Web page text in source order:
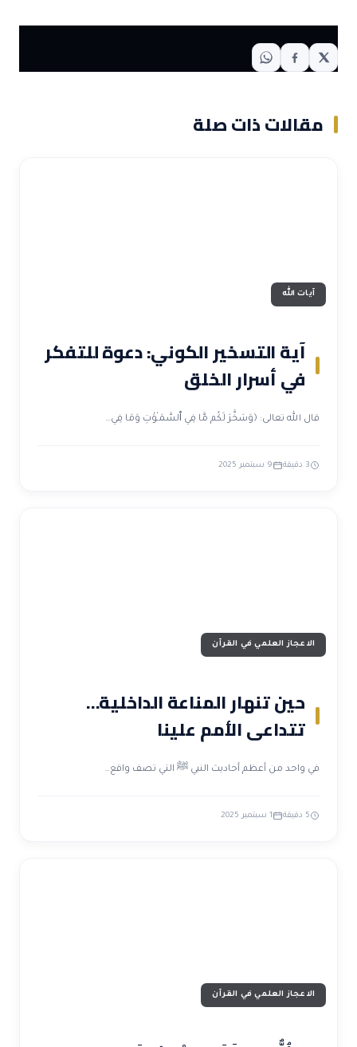
مقالات ذات صلة
آيات الله
آية التسخير الكوني: دعوة للتفكر
في أسرار الخلق
قال الله تعالى: ﴿وَسَخَّرَ لَكُم مَّا فِي ٱلسَّمَـٰوَٰتِ وَمَا فِي…
3 دقيقة 9 سبتمبر 2025
الاعجاز العلمي في القرآن
حين تنهار المناعة الداخلية…
تتداعى الأمم علينا
في واحد من أعظم أحاديث النبي ﷺ التي تصف واقع…
5 دقيقة 1 سبتمبر 2025
الاعجاز العلمي في القرآن